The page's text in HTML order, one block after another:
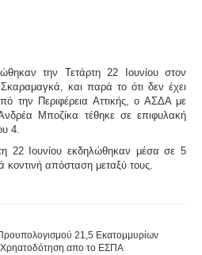
την Τετάρτη 22 Ιουνίου στον
και παρά το ότι δεν έχει
την Περιφέρεια Αττικής, ο ΑΣΔΑ με
Μποζίκα τέθηκε σε επιφυλακή
4.
22 Ιουνίου εκδηλώθηκαν μέσα σε 5
κοντινή απόσταση μεταξύ τους.
21,5 Εκατομμυρίων
απο το ΕΣΠΑ